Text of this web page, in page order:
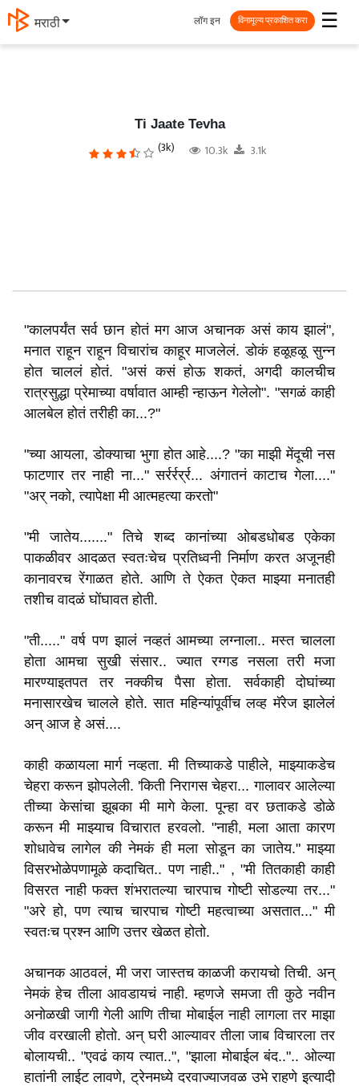
मराठी ☰
लॉग इन विनामूल्य प्रकाशित करा
Ti Jaate Tevha
(3k) 10.3k 3.1k
"कालपर्यंत सर्व छान होतं मग आज अचानक असं काय झालं",
मनात राहून राहून विचारांच काहूर माजलेलं. डोकं हळूहळू सुन्न
होत चाललं होतं. "असं कसं होऊ शकतं, अगदी कालचीच
रात्रसुद्धा प्रेमाच्या वर्षावात आम्ही न्हाऊन गेलेलो". "सगळं काही
आलबेल होतं तरीही का...?"
"च्या आयला, डोक्याचा भुगा होत आहे....? "का माझी मेंदूची नस
फाटणार तर नाही ना..." सर्रर्रर्र्र... अंगातनं काटाच गेला...."
"अर् नको, त्यापेक्षा मी आत्महत्या करतो"
"मी जातेय......." तिचे शब्द कानांच्या ओबडधोबड एकेका
पाकळीवर आदळत स्वतःचेच प्रतिध्वनी निर्माण करत अजूनही
कानावरच रेंगाळत होते. आणि ते ऐकत ऐकत माझ्या मनातही
तशीच वादळं घोंघावत होती.
"ती....." वर्ष पण झालं नव्हतं आमच्या लग्नाला.. मस्त चालला
होता आमचा सुखी संसार.. ज्यात रग्गड नसला तरी मजा
मारण्याइतपत तर नक्कीच पैसा होता. सर्वकाही दोघांच्या
मनासारखेच चालले होते. सात महिन्यांपूर्वीच लव्ह मॅरेज झालेलं
अन् आज हे असं....
काही कळायला मार्ग नव्हता. मी तिच्याकडे पाहीले, माझ्याकडेच
चेहरा करून झोपलेली. 'किती निरागस चेहरा... गालावर आलेल्या
तीच्या केसांचा झूबका मी मागे केला. पून्हा वर छताकडे डोळे
करून मी माझ्याच विचारात हरवलो. "नाही, मला आता कारण
शोधावेच लागेल की नेमकं ही मला सोडून का जातेय." माझ्या
विसरभोळेपणामूळे कदाचित.. पण नाही.." , "मी तितकाही काही
विसरत नाही फक्त शंभरातल्या चारपाच गोष्टी सोडल्या तर..."
"अरे हो, पण त्याच चारपाच गोष्टी महत्वाच्या असतात..." मी
स्वतःच प्रश्न आणि उत्तर खेळत होतो.
अचानक आठवलं, मी जरा जास्तच काळजी करायचो तिची. अन्
नेमकं हेच तीला आवडायचं नाही. म्हणजे समजा ती कुठे नवीन
अनोळखी जागी गेली आणि तीचा मोबाईल नाही लागला तर माझा
जीव वरखाली होतो. अन् घरी आल्यावर तीला जाब विचारला तर
बोलायची.. "एवढं काय त्यात..", "झाला मोबाईल बंद..".. ओल्या
हातांनी लाईट लावणे, ट्रेनमध्ये दरवाज्याजवळ उभे राहणे इत्यादी